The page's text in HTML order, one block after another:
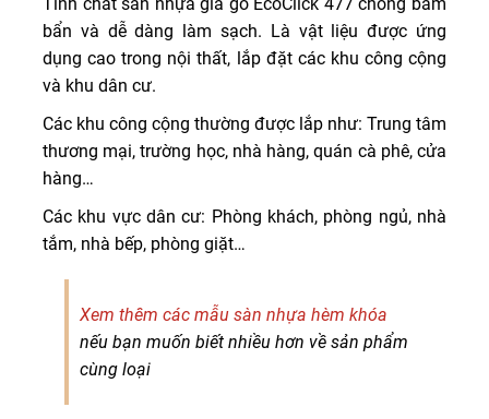
bẩn và dễ dàng làm sạch. Là vật liệu được ứng
dụng cao trong nội thất, lắp đặt các khu công cộng
và khu dân cư.
Các khu công cộng thường được lắp như: Trung tâm
thương mại, trường học, nhà hàng, quán cà phê, cửa
hàng…
Các khu vực dân cư: Phòng khách, phòng ngủ, nhà
tắm, nhà bếp, phòng giặt…
Xem thêm các mẫu sàn nhựa hèm khóa
nếu bạn muốn biết nhiều hơn về sản phẩm
cùng loại